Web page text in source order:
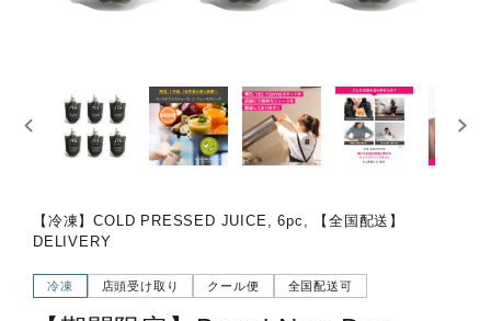
【冷凍】COLD PRESSED JUICE, 6pc, 【全国配送】
DELIVERY
冷凍 店頭受け取り クール便 全国配送可